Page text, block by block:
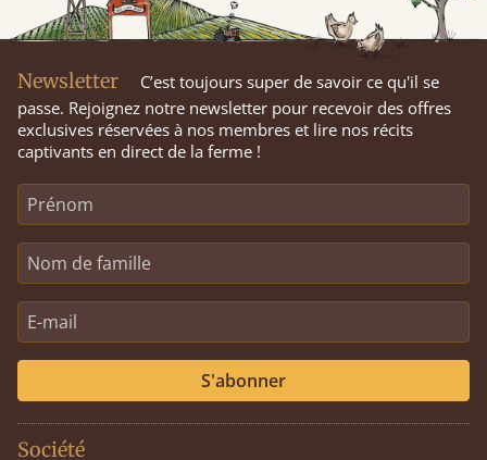
Newsletter
C’est toujours super de savoir ce qu'il se
passe. Rejoignez notre newsletter pour recevoir des offres
exclusives réservées à nos membres et lire nos récits
captivants en direct de la ferme !
S'abonner
Société